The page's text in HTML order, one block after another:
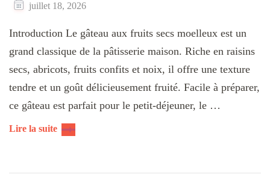
juillet 18, 2026
Introduction Le gâteau aux fruits secs moelleux est un
grand classique de la pâtisserie maison. Riche en raisins
secs, abricots, fruits confits et noix, il offre une texture
tendre et un goût délicieusement fruité. Facile à préparer,
ce gâteau est parfait pour le petit-déjeuner, le …
Lire la suite